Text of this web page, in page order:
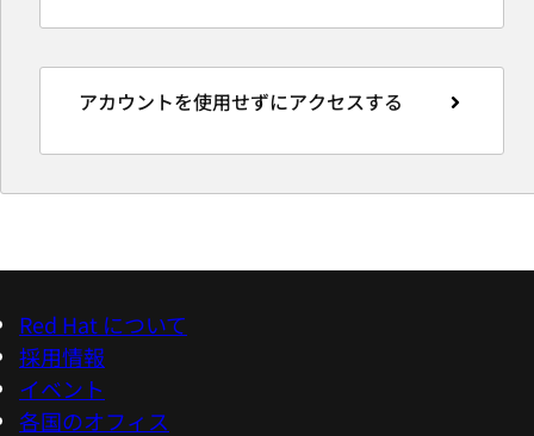
アカウントを使用せずにアクセスする
Red Hat について
採用情報
イベント
各国のオフィス